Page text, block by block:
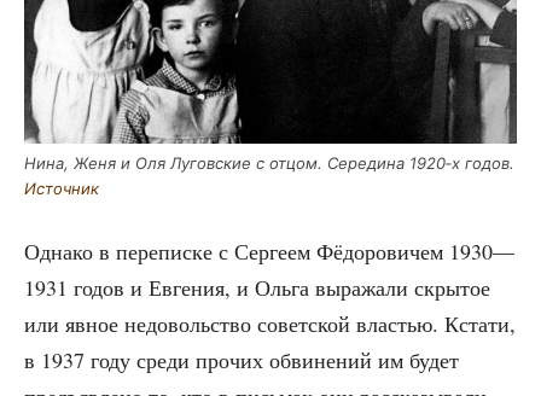
Нина, Женя и Оля Лугов­ские с отцом. Сере­ди­на 1920‑х годов.
Источ­ник
Одна­ко в пере­пис­ке с Сер­ге­ем Фёдо­ро­ви­чем 1930—
1931 годов и Евге­ния, и Оль­га выра­жа­ли скры­тое
или явное недо­воль­ство совет­ской вла­стью. Кста­ти,
в 1937 году сре­ди про­чих обви­не­ний им будет